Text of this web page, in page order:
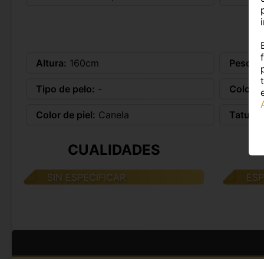
Altura: 160cm Peso:
Tipo de pelo: - Color
Color de piel: Canela
CUALIDADES
SIN ESPECIFICAR